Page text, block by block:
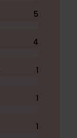
5
4
1
1
1